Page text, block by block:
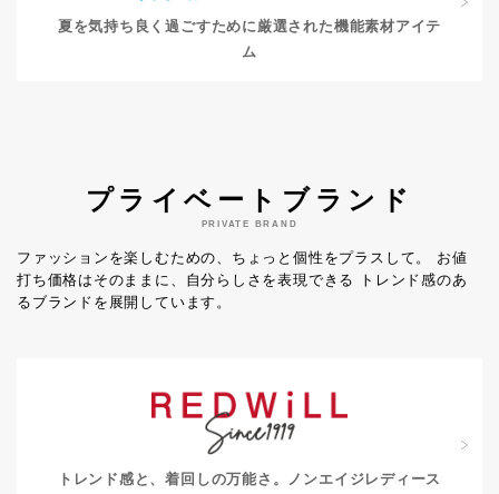
夏を気持ち良く過ごすために 厳選された機能素材アイテ
ム
プライベートブランド
PRIVATE BRAND
ファッションを楽しむための、ちょっと個性をプラスして。
お値
打ち価格はそのままに、自分らしさを表現できる
トレンド感のあ
るブランドを展開しています。
トレンド感と、着回しの万能さ。
ノンエイジレディース